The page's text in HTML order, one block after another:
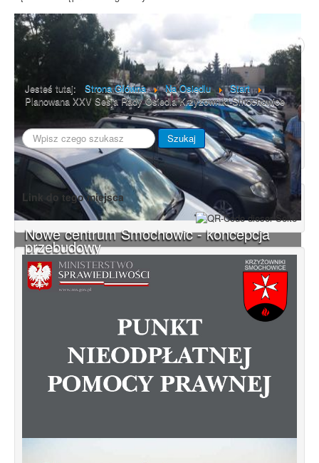
Nowe centrum Smochowic - koncepcja
przebudowy
Poprzedni artykuł
Jesteś tutaj: Strona Główna Na Osiedlu
Start
Planowana XXV Sesja Rady Osiedla Krzyżowniki-Smochowice
Szukaj... Szukaj
Link do tego miejsca